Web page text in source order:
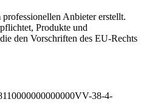
Anbieter erstellt.
Produkte und
den Vorschriften des EU-Rechts
38-4-